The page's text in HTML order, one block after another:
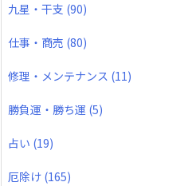
九星・干支 (90)
仕事・商売 (80)
修理・メンテナンス (11)
勝負運・勝ち運 (5)
占い (19)
厄除け (165)